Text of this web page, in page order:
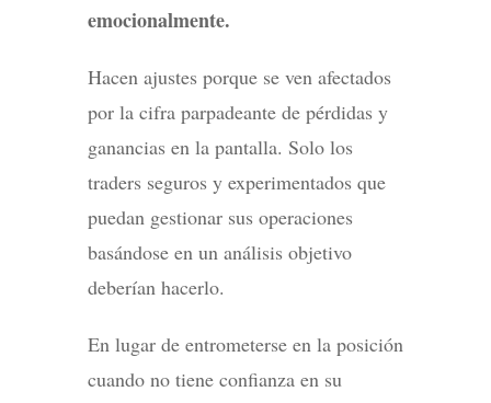
emocionalmente.
Hacen ajustes porque se ven afectados
por la cifra parpadeante de pérdidas y
ganancias en la pantalla. Solo los
traders seguros y experimentados que
puedan gestionar sus operaciones
basándose en un análisis objetivo
deberían hacerlo.
En lugar de entrometerse en la posición
cuando no tiene confianza en su